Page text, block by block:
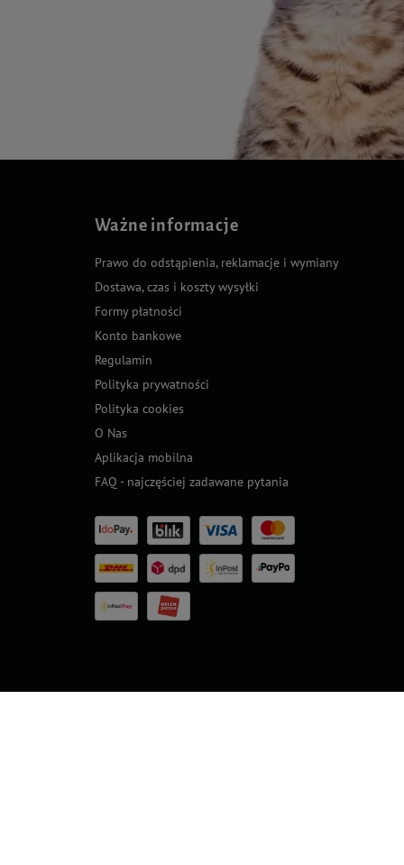
Ważne informacje
Prawo do odstąpienia, reklamacje i wymiany
Dostawa, czas i koszty wysyłki
Formy płatności
Konto bankowe
Regulamin
Polityka prywatności
Polityka cookies
O Nas
Aplikacja mobilna
FAQ - najczęściej zadawane pytania